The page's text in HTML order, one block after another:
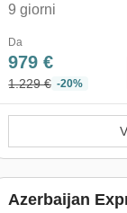
9 giorni
Da
979 €
1.229 € -20%
Azerbaijan